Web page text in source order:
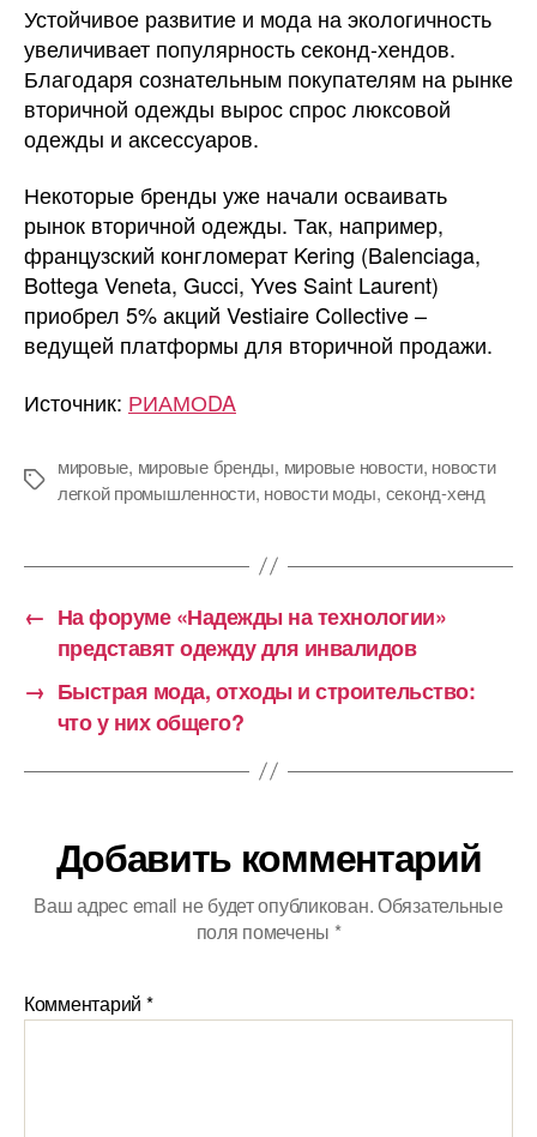
Устойчивое развитие и мода на экологичность
увеличивает популярность секонд-хендов.
Благодаря сознательным покупателям на рынке
вторичной одежды вырос спрос люксовой
одежды и аксессуаров.
Некоторые бренды уже начали осваивать
рынок вторичной одежды. Так, например,
французский конгломерат Kering (Balenciaga,
Bottega Veneta, Gucci, Yves Saint Laurent)
приобрел 5% акций Vestiaire Collective –
ведущей платформы для вторичной продажи.
Источник: РИАМОDA
Метки
мировые, мировые бренды, мировые новости, новости
легкой промышленности, новости моды, секонд-хенд
← На форуме «Надежды на технологии»
представят одежду для инвалидов
→ Быстрая мода, отходы и строительство:
что у них общего?
Добавить комментарий
Ваш адрес email не будет опубликован.Обязательные
поля помечены *
Комментарий *